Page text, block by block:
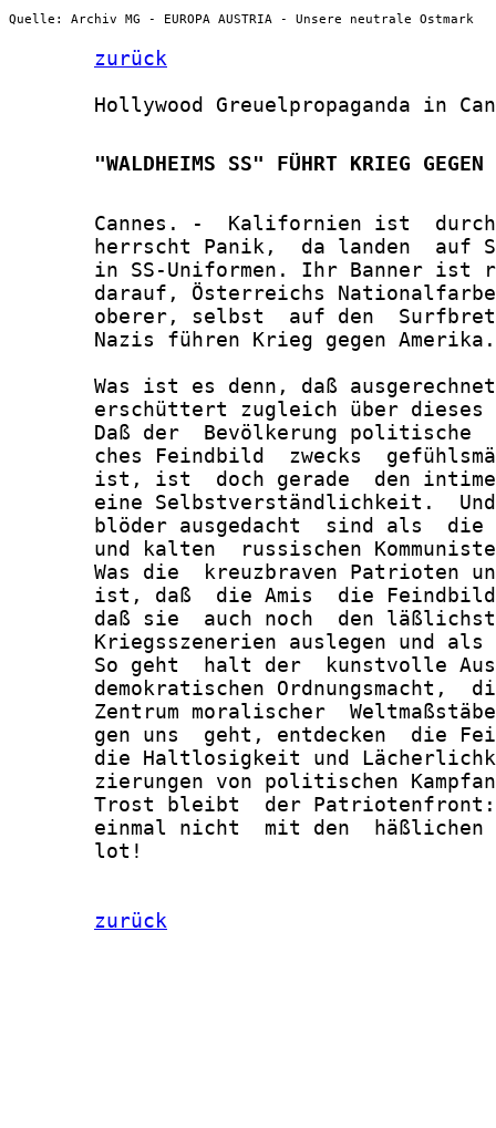
Quelle: Archiv MG - EUROPA AUSTRIA - Unsere neutrale Ostmark
zurück
Hollywood Greuelpropaganda in
"WALDHEIMS SS" FÜHRT KRIEG GEGEN
Cannes. -  Kalifornien ist
herrscht Panik,  da landen  auf
in SS-Uniformen. Ihr Banner ist
darauf, Österreichs
oberer, selbst  auf den
       Nazis führen Krieg gegen Amerika.
Was ist es denn, daß
erschüttert zugleich über
Daß der  Bevölkerung politische
ches Feindbild  zwecks
ist, ist  doch gerade  den
eine Selbstverständlichkeit.
blöder ausgedacht  sind als
und kalten  russischen
Was die  kreuzbraven Patrioten
ist, daß  die Amis  die
daß sie  auch noch  den
Kriegsszenerien auslegen und
So geht  halt der  kunstvolle
demokratischen Ordnungsmacht,
Zentrum moralischer
gen uns  geht, entdecken  die
die Haltlosigkeit und
zierungen von politischen
Trost bleibt  der
einmal nicht  mit den
       lot!
zurück